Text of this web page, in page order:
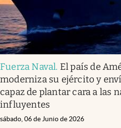
Fuerza Naval. El país de
moderniza su ejército y
capaz de plantar cara a las
influyentes
sábado, 06 de Junio de 2026